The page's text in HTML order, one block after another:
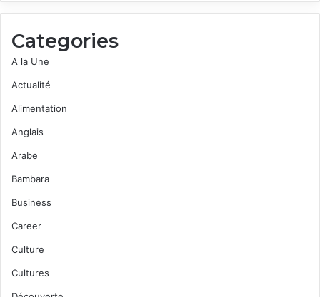
Categories
A la Une
Actualité
Alimentation
Anglais
Arabe
Bambara
Business
Career
Culture
Cultures